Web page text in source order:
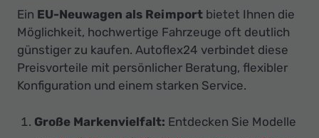
Ein EU-Neuwagen als Reimport bietet Ihnen die
Möglichkeit, hochwertige Fahrzeuge oft deutlich
günstiger zu kaufen. Autoflex24 verbindet diese
Preisvorteile mit persönlicher Beratung, flexibler
Konfiguration und einem starken Service.
Große Markenvielfalt: Entdecken Sie Modelle